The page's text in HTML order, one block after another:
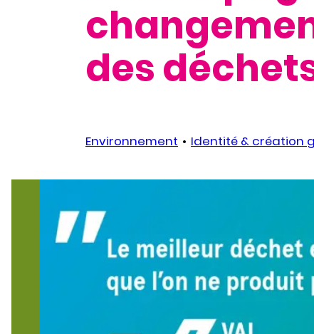
des
Environnement Identité & création